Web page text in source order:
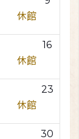
休館
16
休館
23
休館
30